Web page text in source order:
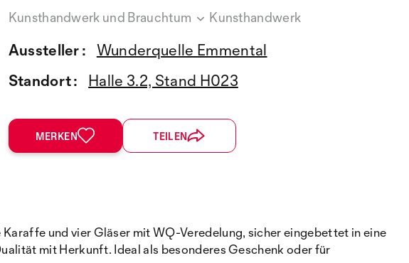
Kunsthandwerk und Brauchtum Kunsthandwerk
Aussteller :
Wunderquelle Emmental
Standort :
Halle 3.2, Stand H023
MERKEN TEILEN
und vier Gläser mit WQ-Veredelung, sicher eingebettet in eine
mit Herkunft. Ideal als besonderes Geschenk oder für